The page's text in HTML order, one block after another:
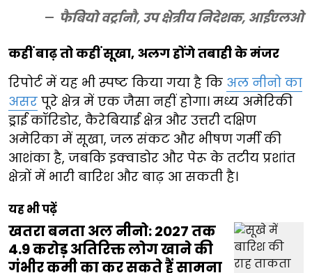
फैबियो वर्ट्रानौ, उप क्षेत्रीय निदेशक, आईएलओ
कहीं बाढ़ तो कहीं सूखा, अलग होंगे तबाही के मंजर
रिपोर्ट में यह भी स्पष्ट किया गया है कि अल नीनो का
असर पूरे क्षेत्र में एक जैसा नहीं होगा। मध्य अमेरिकी
ड्राई कॉरिडोर, कैरेबियाई क्षेत्र और उत्तरी दक्षिण
अमेरिका में सूखा, जल संकट और भीषण गर्मी की
आशंका है, जबकि इक्वाडोर और पेरू के तटीय प्रशांत
क्षेत्रों में भारी बारिश और बाढ़ आ सकती है।
यह भी पढ़ें
खतरा बनता अल नीनो: 2027 तक
4.9 करोड़ अतिरिक्त लोग खाने की
गंभीर कमी का कर सकते हैं सामना